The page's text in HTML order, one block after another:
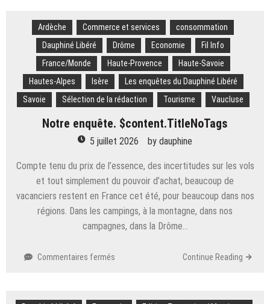
vacanciers
recherchent du
calme
et
être
loin
de
la
foule » :
experte
décrypte
les
de
l’été
Ardèche Commerce et services
consommation
Dauphiné Libéré
Drôme Economie
Fil Info
France/Monde
Haute-Provence
Haute-Savoie
Hautes-Alpes
Isère
Les enquêtes du Dauphiné Libéré
Savoie
Sélection de la rédaction Tourisme Vaucluse
Notre enquête. $content.TitleNoTags
5 juillet 2026 by dauphine
Compte tenu du prix de l’essence, des incertitudes sur les vols
et tout simplement du pouvoir d’achat, beaucoup de
vacanciers restent en France cet été, pour beaucoup dans nos
régions. Dans les campings, à la montagne, dans nos
campagnes, dans la Drôme…
Commentaires fermés Continue Reading